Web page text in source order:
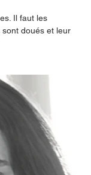
Il faut les
doués et leur